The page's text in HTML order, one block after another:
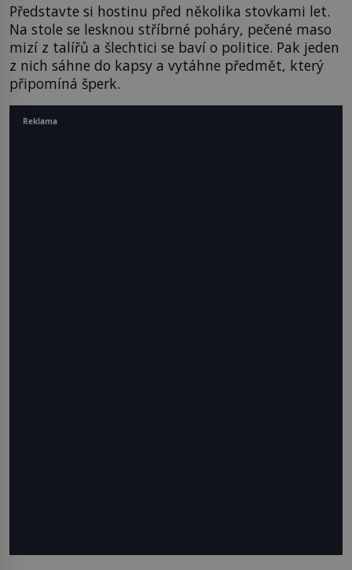
Představte si hostinu před několika stovkami let.
Na stole se lesknou stříbrné poháry, pečené maso
mizí z talířů a šlechtici se baví o politice. Pak jeden
z nich sáhne do kapsy a vytáhne předmět, který
připomíná šperk.
Reklama